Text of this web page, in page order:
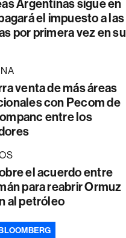
Argentinas sigue en
el impuesto a las
por primera vez en su
venta de más áreas
con Pecom de
entre los
el acuerdo entre
para reabrir Ormuz
al petróleo